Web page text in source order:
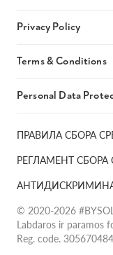
ПРАВИЛА СБОРА
РЕГЛАМЕНТ
© 2020-2026
Labdaros ir paramos
Reg. code.
Privacy Policy
Terms & Conditions
Personal Data